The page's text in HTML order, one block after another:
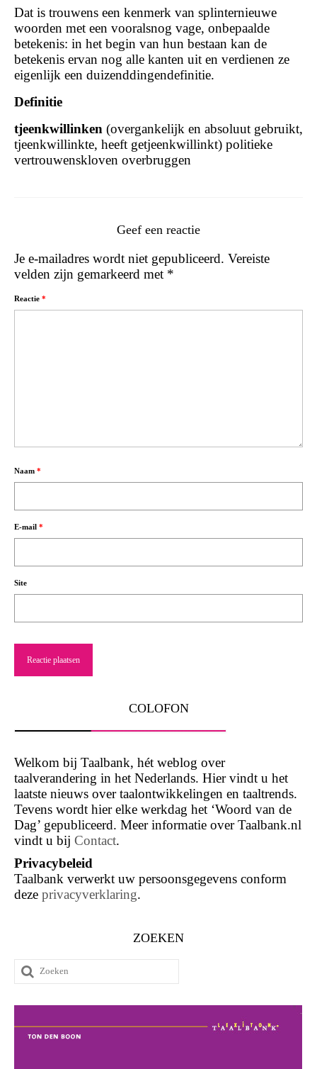
Dat is trouwens een kenmerk van splinternieuwe
woorden met een vooralsnog vage, onbepaalde
betekenis: in het begin van hun bestaan kan de
betekenis ervan nog alle kanten uit en verdienen ze
eigenlijk een duizenddingendefinitie.
Definitie
tjeenkwillinken (overgankelijk en absoluut gebruikt,
tjeenkwillinkte, heeft getjeenkwillinkt) politieke
vertrouwenskloven overbruggen
Geef een reactie
Je e-mailadres wordt niet gepubliceerd. Vereiste
velden zijn gemarkeerd met *
Reactie *
Naam *
E-mail *
Site
COLOFON
Welkom bij Taalbank, hét weblog over
taalverandering in het Nederlands. Hier vindt u het
laatste nieuws over taalontwikkelingen en taaltrends.
Tevens wordt hier elke werkdag het ‘Woord van de
Dag’ gepubliceerd. Meer informatie over Taalbank.nl
vindt u bij Contact.
Privacybeleid
Taalbank verwerkt uw persoonsgegevens conform
deze privacyverklaring.
ZOEKEN
Zoeken
naar: